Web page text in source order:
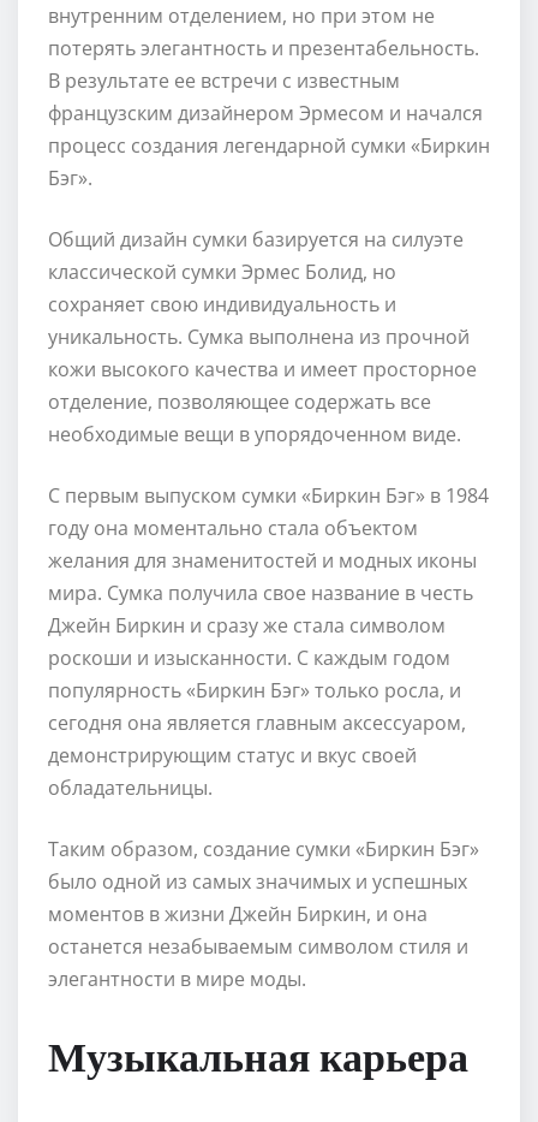
внутренним отделением, но при этом не
потерять элегантность и презентабельность.
В результате ее встречи с известным
французским дизайнером Эрмесом и начался
процесс создания легендарной сумки «Биркин
Бэг».
Общий дизайн сумки базируется на силуэте
классической сумки Эрмес Болид, но
сохраняет свою индивидуальность и
уникальность. Сумка выполнена из прочной
кожи высокого качества и имеет просторное
отделение, позволяющее содержать все
необходимые вещи в упорядоченном виде.
С первым выпуском сумки «Биркин Бэг» в 1984
году она моментально стала объектом
желания для знаменитостей и модных иконы
мира. Сумка получила свое название в честь
Джейн Биркин и сразу же стала символом
роскоши и изысканности. С каждым годом
популярность «Биркин Бэг» только росла, и
сегодня она является главным аксессуаром,
демонстрирующим статус и вкус своей
обладательницы.
Таким образом, создание сумки «Биркин Бэг»
было одной из самых значимых и успешных
моментов в жизни Джейн Биркин, и она
останется незабываемым символом стиля и
элегантности в мире моды.
Музыкальная карьера